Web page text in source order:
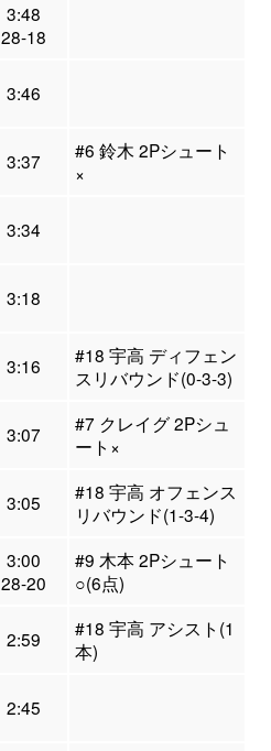
3:48
28-18
3:46
3:37
#6 鈴木 2Pシュート
×
3:34
3:18
3:16
#18 宇高 ディフェン
スリバウンド(0-3-3)
3:07
#7 クレイグ 2Pシュ
ート×
3:05
#18 宇高 オフェンス
リバウンド(1-3-4)
3:00
28-20
#9 木本 2Pシュート
○(6点)
2:59
#18 宇高 アシスト(1
本)
2:45